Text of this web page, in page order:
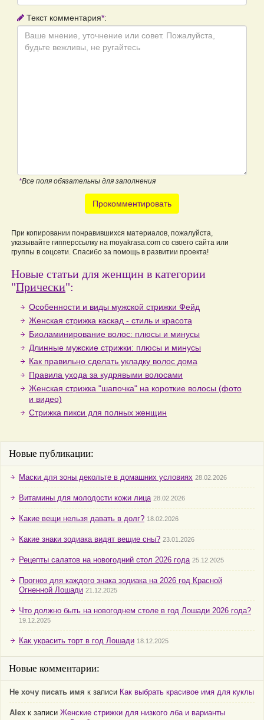
Текст комментария*:
*Все поля обязательны для заполнения
Прокомментировать
При копировании понравившихся материалов, пожалуйста,
указывайте гипперссылку на moyakrasa.com со своего сайта или
группы в соцсети. Спасибо за помощь в развитии проекта!
Новые статьи для женщин в категории
"Прически":
Особенности и виды мужской стрижки Фейд
Женская стрижка каскад - стиль и красота
Биоламинирование волос: плюсы и минусы
Длинные мужские стрижки: плюсы и минусы
Как правильно сделать укладку волос дома
Правила ухода за кудрявыми волосами
Женская стрижка "шапочка" на короткие волосы (фото
и видео)
Стрижка пикси для полных женщин
Новые публикации:
Маски для зоны декольте в домашних условиях 28.02.2026
Витамины для молодости кожи лица 28.02.2026
Какие вещи нельзя давать в долг? 18.02.2026
Какие знаки зодиака видят вещие сны? 23.01.2026
Рецепты салатов на новогодний стол 2026 года 25.12.2025
Прогноз для каждого знака зодиака на 2026 год Красной
Огненной Лошади 21.12.2025
Что должно быть на новогоднем столе в год Лошади 2026 года?
19.12.2025
Как украсить торт в год Лошади 18.12.2025
Новые комментарии:
Не хочу писать имя к записи Как выбрать красивое имя для куклы
Alex к записи Женские стрижки для низкого лба и варианты